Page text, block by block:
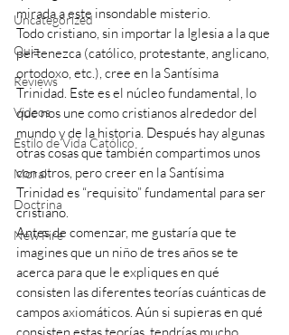
Uncategorized
Quiz
Reviews
Videos
Estilo de Vida Católico
Moral
Doctrina
New Fire
mirada a este insondable misterio.
Todo cristiano, sin importar la Iglesia a la que
pertenezca (católico, protestante, anglicano,
ortodoxo, etc.), cree en la Santísima
Trinidad. Este es el núcleo fundamental, lo
que nos une como cristianos alrededor del
mundo y de la historia. Después hay algunas
otras cosas que también compartimos unos
con otros, pero creer en la Santísima
Trinidad es “requisito” fundamental para ser
cristiano.
Antes de comenzar, me gustaría que te
imagines que un niño de tres años se te
acerca para que le expliques en qué
consisten las diferentes teorías cuánticas de
campos axiomáticos. Aún si supieras en qué